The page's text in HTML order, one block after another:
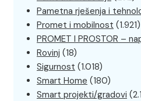
Pametna rješenja i
Promet i mobilnost (1.921)
PROMET I PROSTOR –
Rovinj (18)
Sigurnost (1.018)
Smart Home (180)
Smart projekti/gradovi